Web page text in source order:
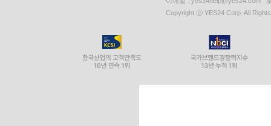
Copyright ⓒ YES24 Corp. All